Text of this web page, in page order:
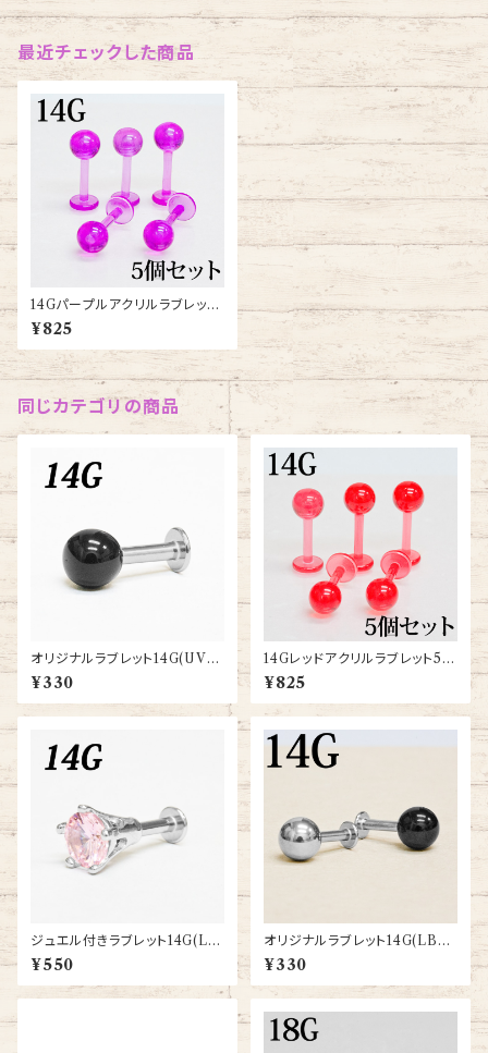
最近チェックした商品
14Gパープルアクリルラブレット
5個セット(UV-LB001)
¥825
同じカテゴリの商品
オリジナルラブレット14G(UV-L
B-ORI-14G-SS)
¥330
14Gレッドアクリルラブレット5個
セット(UV-LB001)
¥825
ジュエル付きラブレット14G(LB
-DCZ-14G-SS)
¥550
オリジナルラブレット14G(LB-S
T-ORI-14G-SS)
¥330